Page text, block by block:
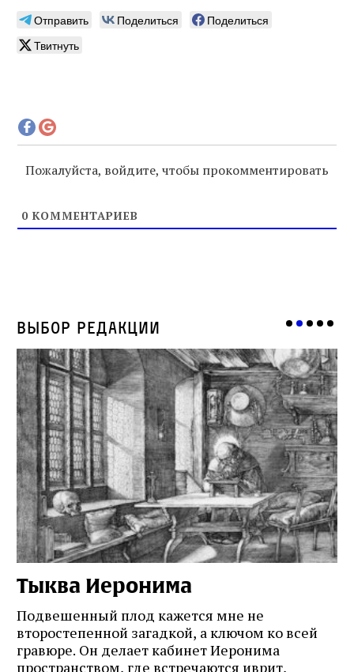
Отправить Поделиться
Поделиться
Твитнуть
Пожалуйста, войдите, чтобы прокомментировать
0 КОММЕНТАРИЕВ
Выбор редакции
Тыква Иеронима
Подвешенный плод кажется мне не
второстепенной загадкой, а ключом ко всей
гравюре. Он делает кабинет Иеронима
пространством, где встречаются иврит,